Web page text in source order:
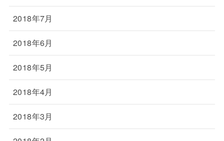
2018年7月
2018年6月
2018年5月
2018年4月
2018年3月